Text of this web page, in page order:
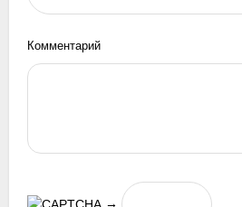
Комментарий
→